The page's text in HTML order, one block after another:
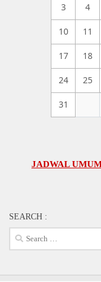
3 4
10 11
17 18
24 25
31
JADWAL UMUM
SEARCH :
Search
for: